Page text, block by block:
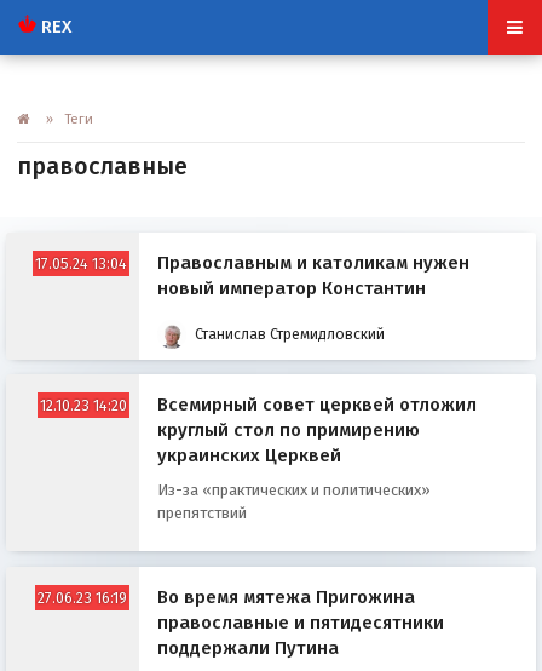
REX
» Теги
православные
17.05.24 13:04
Православным и католикам нужен
новый император Константин
Станислав Стремидловский
12.10.23 14:20
Всемирный совет церквей отложил
круглый стол по примирению
украинских Церквей
Из-за «практических и политических»
препятствий
27.06.23 16:19
Во время мятежа Пригожина
православные и пятидесятники
поддержали Путина